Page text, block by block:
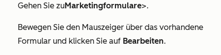
Gehen Sie zuMarketingformulare>.
Bewegen Sie den Mauszeiger über das vorhandene
Formular und klicken Sie auf Bearbeiten.